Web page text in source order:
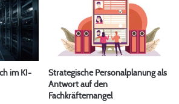
im KI-
Strategische Personalplanung als
Antwort auf den
Fachkräftemangel